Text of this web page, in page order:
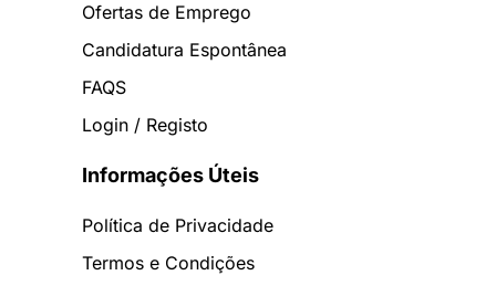
Ofertas de Emprego
Candidatura Espontânea
FAQS
Login / Registo
Informações Úteis
Política de Privacidade
Termos e Condições